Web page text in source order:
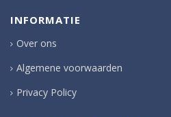
INFORMATIE
Over ons
Algemene voorwaarden
Privacy Policy